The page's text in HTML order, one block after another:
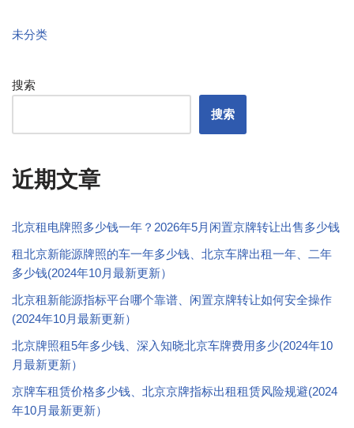
未分类
搜索
搜索
近期文章
北京租电牌照多少钱一年？2026年5月闲置京牌转让出售多少钱
租北京新能源牌照的车一年多少钱、北京车牌出租一年、二年
多少钱(2024年10月最新更新）
北京租新能源指标平台哪个靠谱、闲置京牌转让如何安全操作
(2024年10月最新更新）
北京牌照租5年多少钱、深入知晓北京车牌费用多少(2024年10
月最新更新）
京牌车租赁价格多少钱、北京京牌指标出租租赁风险规避(2024
年10月最新更新）